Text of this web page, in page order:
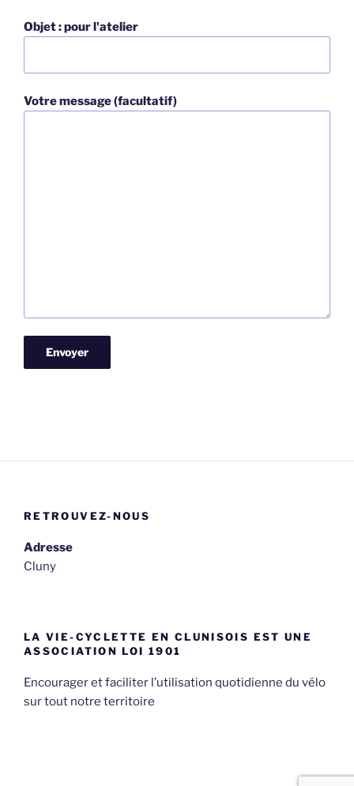
Objet : pour l'atelier
Votre message (facultatif)
RETROUVEZ-NOUS
Adresse
Cluny
LA VIE-CYCLETTE EN CLUNISOIS EST UNE
ASSOCIATION LOI 1901
Encourager et faciliter l’utilisation quotidienne du vélo
sur tout notre territoire